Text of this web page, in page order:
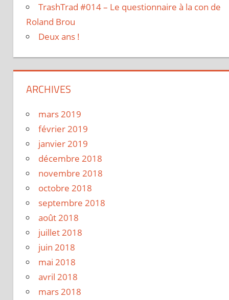
TrashTrad #014 – Le questionnaire à la con de
Roland Brou
Deux ans !
ARCHIVES
mars 2019
février 2019
janvier 2019
décembre 2018
novembre 2018
octobre 2018
septembre 2018
août 2018
juillet 2018
juin 2018
mai 2018
avril 2018
mars 2018